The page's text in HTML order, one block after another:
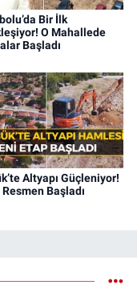
Bir İlk
O Mahallede
Başladı
Altyapı Güçleniyor!
Başladı